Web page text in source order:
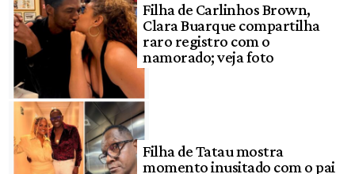
Filha de Carlinhos Brown,
Clara Buarque compartilha
raro registro com o
namorado; veja foto
Filha de Tatau mostra
momento inusitado com o pai